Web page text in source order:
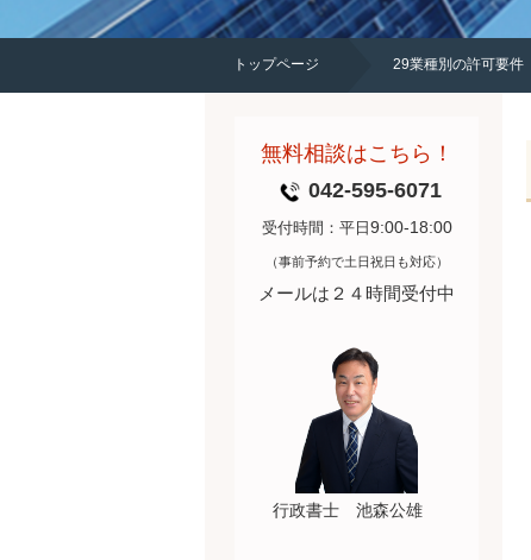
トップページ 29業種別の許可要件
無料相談はこちら！
042-595-6071
受付時間：平日 9:00-18:00
（事前予約で土日祝日も対応）
メールは２４時間受付中
行政書士 池森公雄